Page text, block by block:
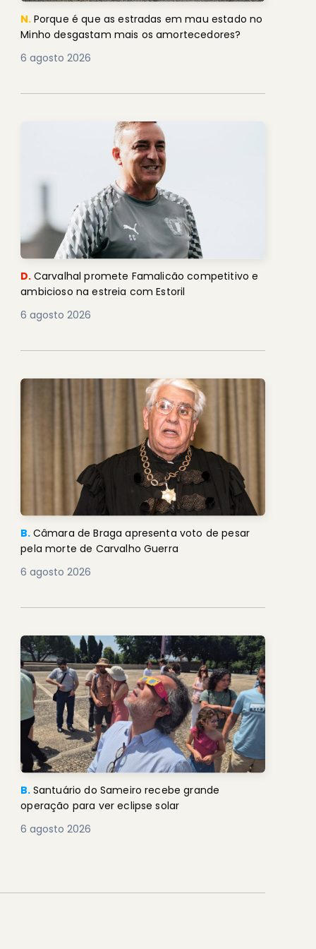
N. Porque é que as estradas em mau estado no
Minho desgastam mais os amortecedores?
6 agosto 2026
D. Carvalhal promete Famalicão competitivo e
ambicioso na estreia com Estoril
6 agosto 2026
B. Câmara de Braga apresenta voto de pesar
pela morte de Carvalho Guerra
6 agosto 2026
B. Santuário do Sameiro recebe grande
operação para ver eclipse solar
6 agosto 2026